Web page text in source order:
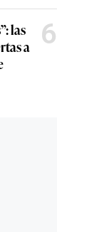
las
a
6